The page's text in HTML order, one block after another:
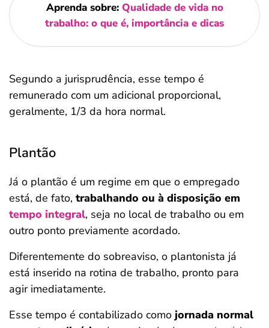
Aprenda sobre: Qualidade de vida no
trabalho: o que é, importância e dicas
Segundo a jurisprudência, esse tempo é
remunerado com um adicional proporcional,
geralmente, 1/3 da hora normal.
Plantão
Já o plantão é um regime em que o empregado
está, de fato, trabalhando ou à disposição em
tempo integral, seja no local de trabalho ou em
outro ponto previamente acordado.
Diferentemente do sobreaviso, o plantonista já
está inserido na rotina de trabalho, pronto para
agir imediatamente.
Esse tempo é contabilizado como jornada normal